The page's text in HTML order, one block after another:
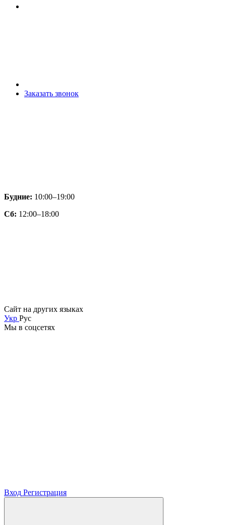
Заказать звонок
Будние: 10:00–19:00
Сб: 12:00–18:00
Сайт на других языках
Укр Рус
Мы в соцсетях
Вход Регистрация